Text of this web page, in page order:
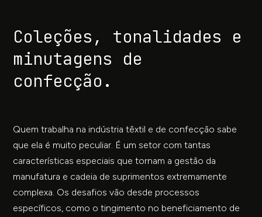
Coleções, tonalidades e
minutagens de
confecção.
Quem trabalha na indústria têxtil e de confecção sabe
que ela é muito peculiar. É um setor com tantas
características especiais que tornam a gestão da
manufatura e cadeia de suprimentos extremamente
complexa. Os desafios vão desde processos
específicos, como o tingimento no beneficiamento de